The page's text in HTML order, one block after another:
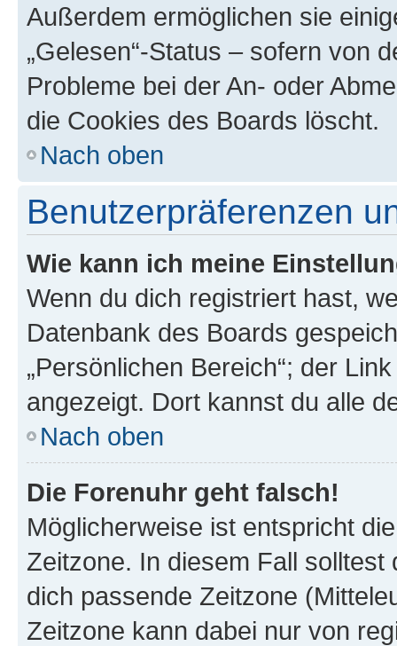
Außerdem ermöglichen sie
„Gelesen“-Status – sofern von
Probleme bei der An- oder
die Cookies des Boards löscht.
Nach oben
Benutzerpräferenzen
Wie kann ich meine
Wenn du dich registriert hast,
Datenbank des Boards
„Persönlichen Bereich“; der
angezeigt. Dort kannst du alle
Nach oben
Die Forenuhr geht falsch!
Möglicherweise ist entspricht
Zeitzone. In diesem Fall solltest
dich passende Zeitzone
Zeitzone kann dabei nur von